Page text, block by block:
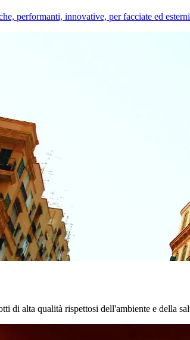
performanti, innovative, per facciate ed
di alta qualità rispettosi dell'ambiente e della